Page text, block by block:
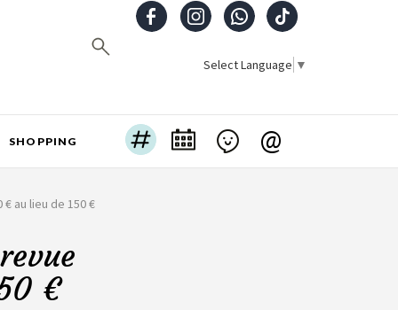
Select Language ▼
SHOPPING @
au lieu de 150 €
€